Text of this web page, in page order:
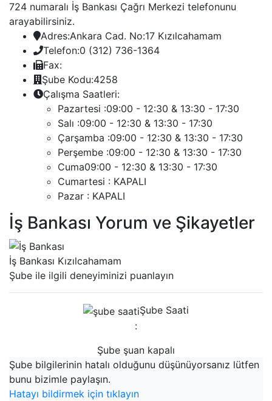
724 numaralı İş Bankası Çağrı Merkezi telefonunu
arayabilirsiniz.
Adres:Ankara Cad. No:17 Kızılcahamam
Telefon:0 (312) 736-1364
Fax:
Şube Kodu:4258
Çalışma Saatleri:
Pazartesi :09:00 - 12:30 & 13:30 - 17:30
Salı :09:00 - 12:30 & 13:30 - 17:30
Çarşamba :09:00 - 12:30 & 13:30 - 17:30
Perşembe :09:00 - 12:30 & 13:30 - 17:30
Cuma09:00 - 12:30 & 13:30 - 17:30
Cumartesi : KAPALI
Pazar : KAPALI
İş Bankası Yorum ve Şikayetler
İş Bankası Kızılcahamam
Şube ile ilgili deneyiminizi puanlayın
Şube Saati
:
Şube şuan kapalı
Şube bilgilerinin hatalı olduğunu düşünüyorsanız lütfen
bunu bizimle paylaşın.
Hatayı bildirmek için tıklayın